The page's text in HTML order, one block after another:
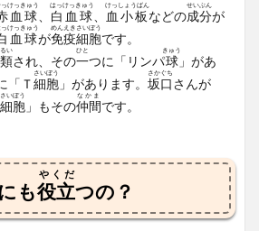
血球
けっきゅう
白血球
はっけっきゅう
血小板
けっしょうばん
などの成分
せいぶん
が
血球
けっきゅう
が免疫
めんえき
細胞
さいぼう
です。
るい
され、その一
ひと
つに「リンパ球
きゅう
」があ
「Ｔ細胞
さいぼう
」があります。 坂口
さかぐち
さんが
細胞
さいぼう
」もその仲間
なかま
です。
も役立
やくだ
つの？